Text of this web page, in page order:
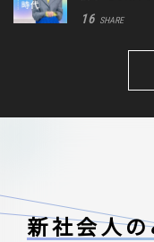
生きる道
16 SHARE
新社会人